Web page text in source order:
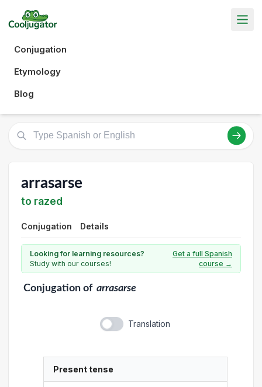
Conjugation
Etymology
Blog
arrasarse
to razed
Conjugation Details
Looking for learning resources?
Study with our courses!
Get a full Spanish
course →
Conjugationof arrasarse
Translation
Present tense